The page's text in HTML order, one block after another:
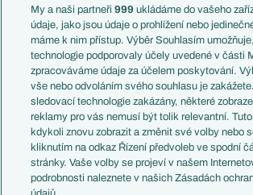
Témata
Představení týmů MS
EuroSkauting
PL v kostce
Evropské koeficienty
Přestupy
Přestupové spekulace
Zranění
Kluby
Arsenal FC
Francie
Itálie
Německo
Španělsko
Argentina
Brazílie
Přestupy
Zápasy
Livescore
Tipovací soutěž
My a naši partneři999 ukládáme do vašeho
údaje, jako jsou údaje o prohlížení nebo
máme k nim přístup. Výběr Souhlasím
technologie podporovaly účely uvedené v části
zpracováváme údaje za účelem poskytování.
vše nebo odvoláním svého souhlasu je
sledovací technologie zakázány, některé
reklamy pro vás nemusí být tolik relevantní.
kdykoli znovu zobrazit a změnit své volby nebo
kliknutím na odkaz Řízení předvoleb ve spodní
stránky. Vaše volby se projeví v našem
podrobnosti naleznete v našich Zásadách